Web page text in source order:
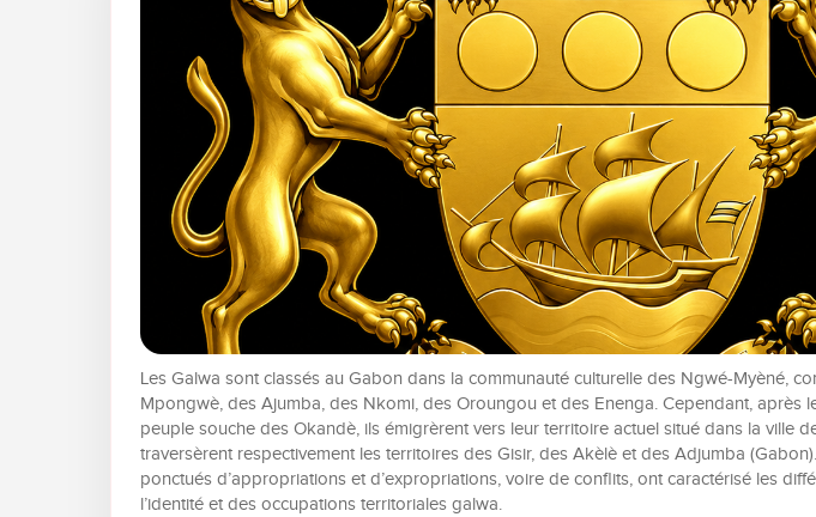
Les Galwa sont classés au Gabon dans la communauté culturelle des Ngwé-Myèné,
Mpongwè, des Ajumba, des Nkomi, des Oroungou et des Enenga. Cependant, après
peuple souche des Okandè, ils émigrèrent vers leur territoire actuel situé dans la ville
traversèrent respectivement les territoires des Gisir, des Akèlè et des Adjumba
ponctués d’appropriations et d’expropriations, voire de conflits, ont caractérisé les
l’identité et des occupations territoriales galwa.